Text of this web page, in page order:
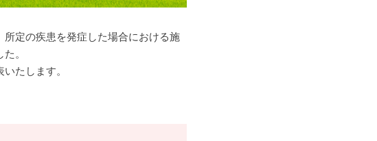
定の疾患を発症した場合における施
。
たします。